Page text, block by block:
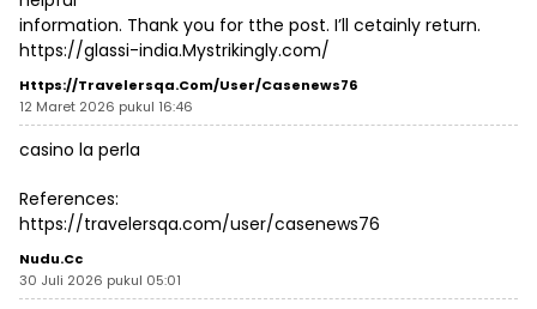
information. Thank you for tthe post. I’ll cetainly return.
https://glassi-india.Mystrikingly.com/
Https://travelersqa.com/user/casenews76
12 Maret 2026 pukul 16:46
casino la perla
References:
https://travelersqa.com/user/casenews76
Nudu.cc
30 Juli 2026 pukul 05:01